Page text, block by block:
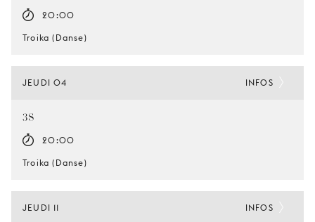
20:00
Troika (Danse)
JEUDI 04
3S
20:00
Troika (Danse)
INFOS
JEUDI 11 INFOS